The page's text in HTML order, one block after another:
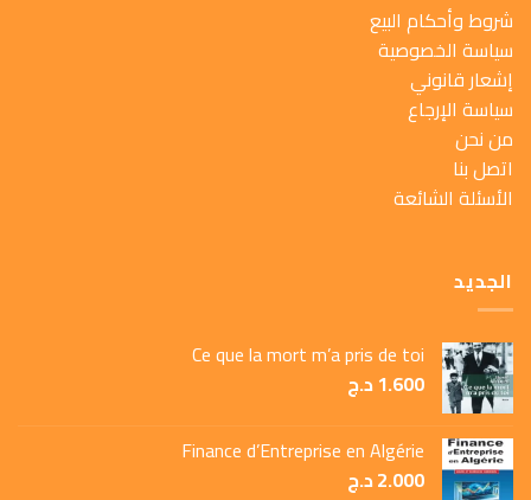
شروط وأحكام البيع
سياسة الخصوصية
إشعار قانوني
سياسة الإرجاع
من نحن
اتصل بنا
الأسئلة الشائعة
الجديد
Ce que la mort m’a pris de toi
1.600د.ج
Finance d’Entreprise en Algérie
2.000د.ج